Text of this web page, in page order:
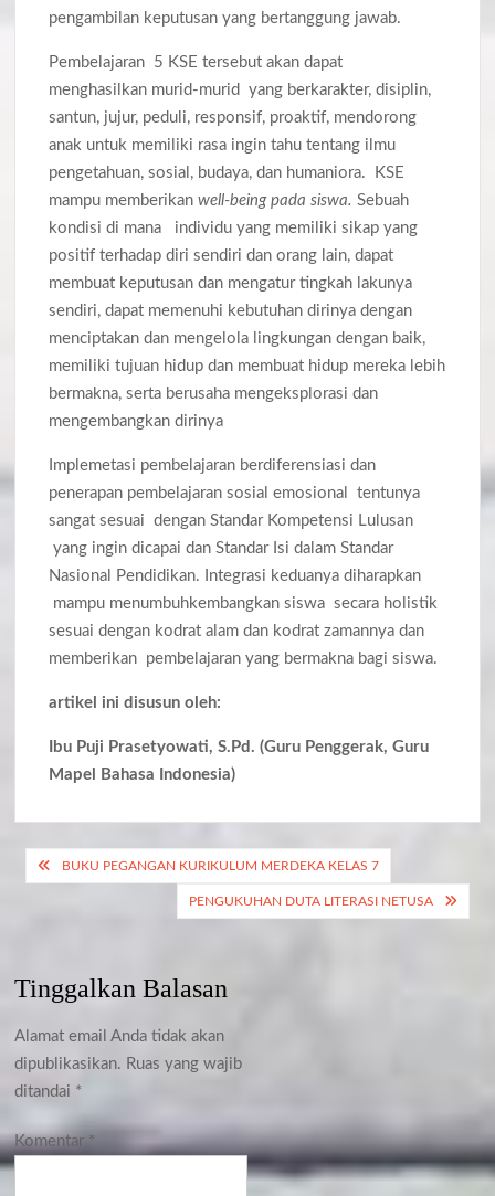
pengambilan keputusan yang bertanggung jawab.
Pembelajaran 5 KSE tersebut akan dapat
menghasilkan murid-murid yang berkarakter, disiplin,
santun, jujur, peduli, responsif, proaktif, mendorong
anak untuk memiliki rasa ingin tahu tentang ilmu
pengetahuan, sosial, budaya, dan humaniora. KSE
mampu memberikanwell-beingpada siswa. Sebuah
kondisi di mana individu yang memiliki sikap yang
positif terhadap diri sendiri dan orang lain, dapat
membuat keputusan dan mengatur tingkah lakunya
sendiri, dapat memenuhi kebutuhan dirinya dengan
menciptakan dan mengelola lingkungan dengan baik,
memiliki tujuan hidup dan membuat hidup mereka lebih
bermakna, serta berusaha mengeksplorasi dan
mengembangkan dirinya
Implemetasi pembelajaran berdiferensiasi dan
penerapan pembelajaran sosial emosional tentunya
sangat sesuai dengan Standar Kompetensi Lulusan
yang ingin dicapai dan Standar Isi dalam Standar
Nasional Pendidikan. Integrasi keduanya diharapkan
mampu menumbuhkembangkan siswa secara holistik
sesuai dengan kodrat alam dan kodrat zamannya dan
memberikan pembelajaran yang bermakna bagi siswa.
artikel ini disusun oleh:
Ibu Puji Prasetyowati, S.Pd. (Guru Penggerak, Guru
Mapel Bahasa Indonesia)
Navigasi
BUKU PEGANGAN KURIKULUM MERDEKA KELAS 7
PENGUKUHAN DUTA LITERASI NETUSA
Tinggalkan Balasan
Alamat email Anda tidak akan
dipublikasikan. Ruas yang wajib
ditandai *
Komentar *